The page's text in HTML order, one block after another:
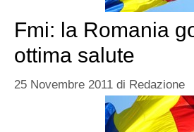
Fmi: la Romania
ottima salute
25 Novembre 2011 di Redazione